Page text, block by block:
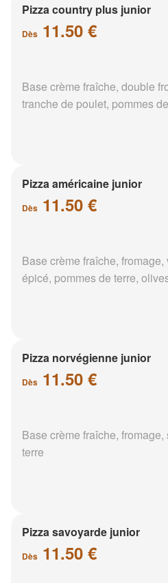
Pizza country plus junior
Dès 11.50 €
Base crème fraîche, double
tranche de poulet, pommes
Pizza américaine junior
Dès 11.50 €
Base crème fraîche,
épicé, pommes de terre,
Pizza norvégienne junior
Dès 11.50 €
Base crème fraîche,
terre
Pizza savoyarde junior
Dès 11.50 €